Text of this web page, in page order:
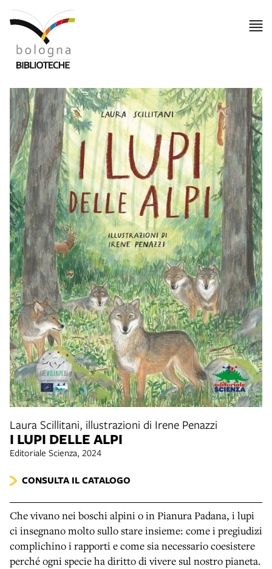
Laura Scillitani, illustrazioni di Irene Penazzi
I LUPI DELLE ALPI
Editoriale Scienza, 2024
CONSULTA IL CATALOGO
Che vivano nei boschi alpini o in Pianura Padana, i lupi
ci insegnano molto sullo stare insieme: come i pregiudizi
complichino i rapporti e come sia necessario coesistere
perché ogni specie ha diritto di vivere sul nostro pianeta.